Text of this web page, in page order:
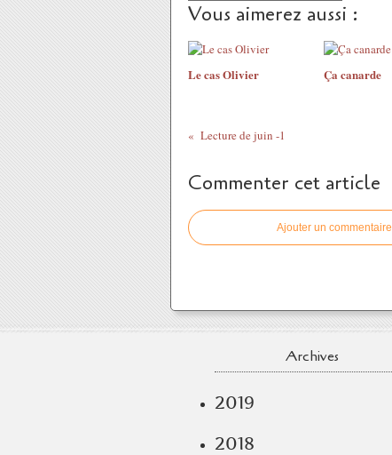
Vous aimerez aussi :
Le cas Olivier
Ça canarde
Lecture de juin -1
Commenter cet article
Ajouter un commentaire
Archives
2019
2018